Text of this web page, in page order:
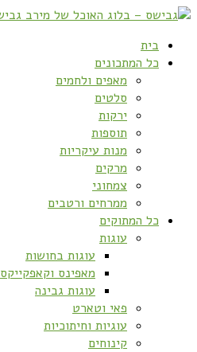
בית
כל המתכונים
מאפים ולחמים
סלטים
ירקות
תוספות
מנות עיקריות
מרקים
צמחוני
ממרחים ורטבים
כל המתוקים
עוגות
עוגות בחושות
מאפינס וקאפקייקס
עוגות גבינה
פאי וטארט
עוגיות וחיתוכיות
קינוחים